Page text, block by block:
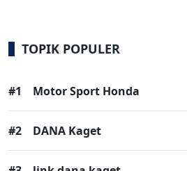
TOPIK POPULER
#1 Motor Sport Honda
#2 DANA Kaget